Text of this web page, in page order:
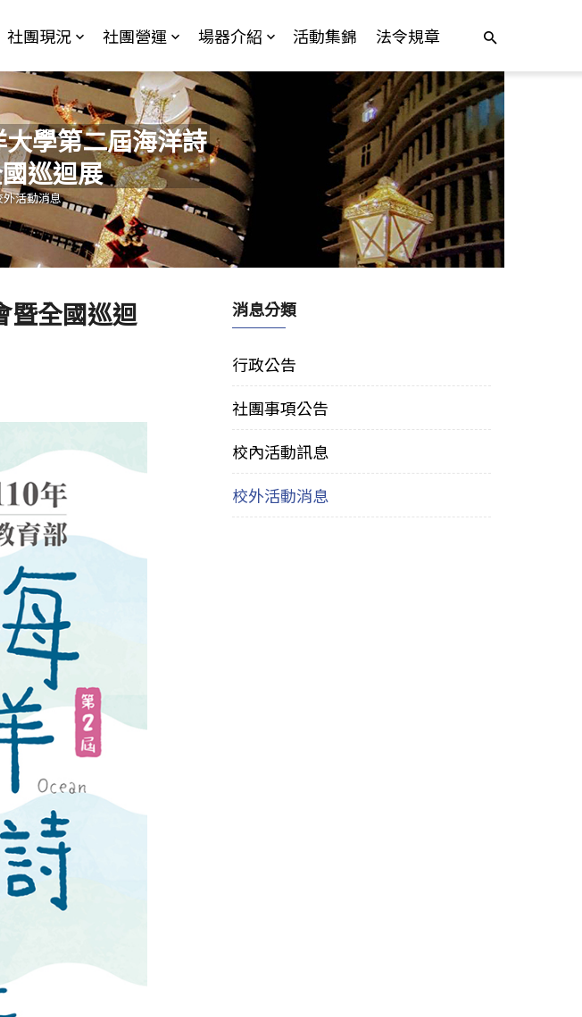
社團現況 社團營運 場器介紹 活動集錦 法令規章
學第二屆海洋詩
巡迴展
裡
外活動消息
暨全國巡迴
消息分類
行政公告
社團事項公告
校內活動訊息
校外活動消息